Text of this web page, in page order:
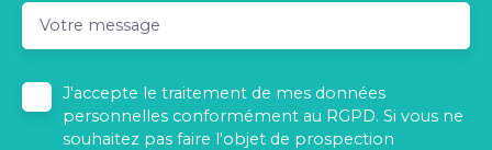
Votre message
J'accepte le traitement de mes données
personnelles conformément au RGPD. Si vous ne
souhaitez pas faire l'objet de prospection